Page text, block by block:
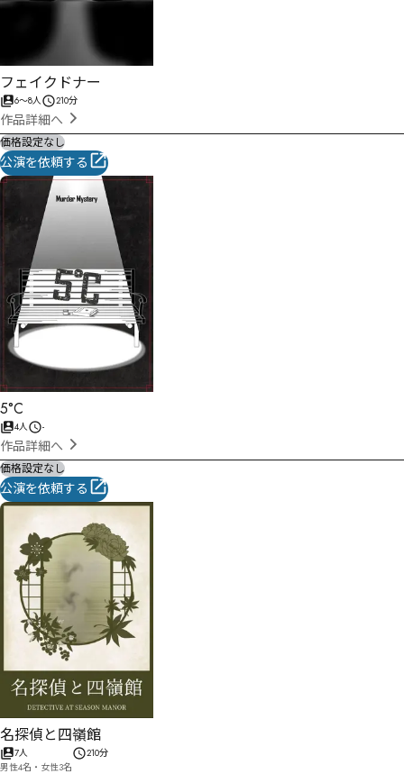
フェイクドナー
6〜8人 210分
作品詳細へ
価格設定なし
公演を依頼する
5°C
4人 -
作品詳細へ
価格設定なし
公演を依頼する
名探偵と四嶺館
7人
男性4名・女性3名
210分